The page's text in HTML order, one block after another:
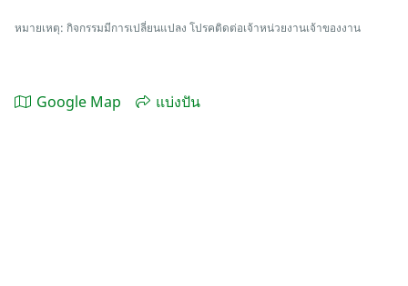
หมายเหตุ: กิจกรรมมีการเปลี่ยนแปลง โปรคติดต่อเจ้าหน่วยงานเจ้าของงาน
Google Map แบ่งปัน